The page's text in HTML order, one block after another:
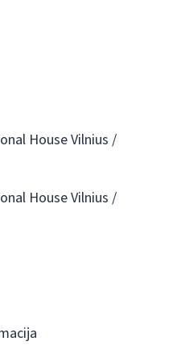
House Vilnius /
House Vilnius /